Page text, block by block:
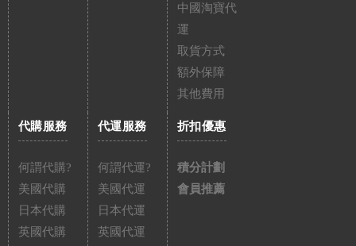
中國淘寶代
運
取貨方式
額外保障
其他費用
代購服務
何謂代購?
美國代購
日本代購
英國代購
代運服務
何謂代運?
美國代運
日本代運
英國代運
折扣優惠
積分計劃
會員推薦